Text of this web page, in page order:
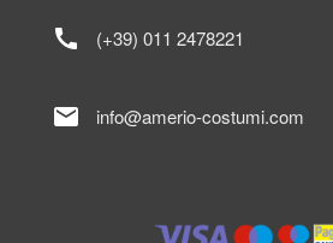
call (+39) 011 2478221
mail info@amerio-costumi.com